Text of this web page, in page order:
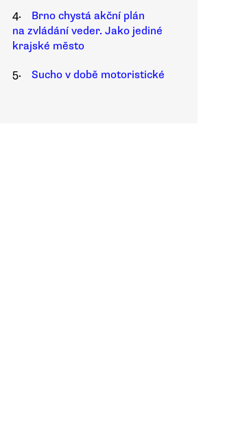
4.
Brno chystá akční plán
na zvládání veder. Jako jediné
krajské město
5.
Sucho v době motoristické